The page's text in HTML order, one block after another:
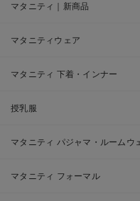
マタニティ｜新商品
マタニティウェア
マタニティ 下着・インナー
授乳服
マタニティ パジャマ・ルームウ
マタニティ フォーマル